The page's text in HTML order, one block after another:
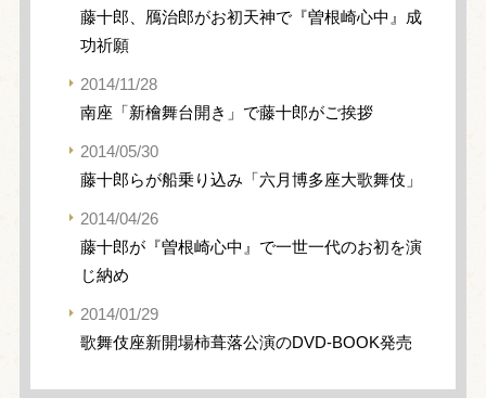
藤十郎、鴈治郎がお初天神で『曽根崎心中』成
功祈願
2014/11/28
南座「新檜舞台開き」で藤十郎がご挨拶
2014/05/30
藤十郎らが船乗り込み「六月博多座大歌舞伎」
2014/04/26
藤十郎が『曽根崎心中』で一世一代のお初を演
じ納め
2014/01/29
歌舞伎座新開場柿葺落公演のDVD-BOOK発売